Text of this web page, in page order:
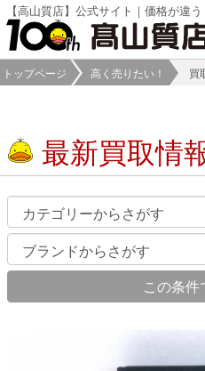
【高山質店】公式サイト｜価格が違
トップページ 高く売りたい！ 買
最新買取情
この条件